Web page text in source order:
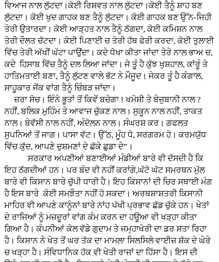
ਵਿਆਜ ਨਾਲ ਲੁੱਟਦਾ।ਕੋਈ ਰਿਸ਼ਵਤ ਨਾਲ ਲੁੱਟਦਾ।ਕੋਈ ਤੈਨੂੰ ਸ਼ਾਹ ਬਣ
ਲੁੱਟਦਾ। ਕੋਈ ਖੁਦ ਗਾਹਕ ਬਣ ਤੈਨੂੰ ਲੁੱਟਦਾ। ਕੋਈ ਗਾਹਕ ਬਣ ਉੱਨ-ਜਿਹੀ
ਤੇਰੀ ਉਤਾਰਦਾ। ਕੋਈ ਆੜ੍ਹਤ ਨਾਲ ਤੈਨੂੰ ਠੱਗਦਾ, ਕੋਈ ਕਮਿਸ਼ਨ ਨਾਲ
ਤੇਰੀ ਦੌਲਤ ਚੱਟਦਾ। ਕੋਈ ਪਿਣਾਈ ਚ ਤੇਰੀ ਹੱਥ ਫੇਰੀ ਕਰਦਾ, ਕੋਈ ਤੁਲਾਈ
ਵਿੱਚ ਤੇਰੀ ਅੱਖੀਂ ਘੱਟਾ ਪਾਉਂਦਾ। ਕਦੇ ਧੋਖਾ ਕੀਤਾ ਜਾਂਦਾ ਤੇਰੇ ਨਾਲ ਭਾਅ ਚ,
ਕਦੇ ਹਿਸਾਬ ਵਿੱਚ ਤੈਨੂੰ ਦਲ ਲਿਆ ਜਾਂਦਾ। ਜੇ ਤੂੰ ਹੈ ਕੁੱਝ ਖੁਸ਼ਹਾਲ, ਕਾਂਰੂੰ ਤੇ
ਹਾਤਿਮਤਾਈ ਬਣਾ, ਤੈਨੂੰ ਲੁੱਟਣ ਵਾਲੇ ਭੱਟ ਨੇ ਮੌਜੂਦ। ਜੇਕਰ ਤੂੰ ਹੈ ਕੰਗਾਲ,
ਸਾਹੂਕਾਰ ਜੋਂਕ ਵਾਂਗ ਤੈਨੂੰ ਚਿੰਬੜ ਜਾਂਦਾ।
ਜ਼ਰਾ ਸੋਚ। ਇੰਨੇ ਭੂਤਾਂ ਤੋਂ ਕਿਵੇਂ ਬਚੇਗਾ ! ਖਮੋਸ਼ੀ ਤੇ ਬੇਜੁਬਾਨੀ ਨਾਲ ?
ਨਹੀਂ, ਬਲਿਕ ਮੁਹਿੰਮ ਤੇ ਆਵਾਜ ਚੁੱਕਣ ਨਾਲ। ਸੁਕੂਨ ਨਾਲ ਨਹੀਂ, ਤਾਕਤ
ਨਾਲ। ਬੇਵੱਸੀ ਨਾਲ ਨਹੀਂ, ਅੰਦੋਲਨ ਨਾਲ। ਸੰਘਰਸ਼ ਕਰ। ਗਫਲਤ
ਸੁਪਨਿਆਂ ਤੋਂ ਜਾਗ। ਪਾਸਾ ਵੱਟ। ਉੱਠ, ਮੂੰਹ ਧੋ, ਸਰਗਰਮ ਹੋ। ਕਰਮਯੁੱਧ
ਵਿੱਚ ਕੁੱਦ, ਆਪਣੇ ਦੁਸ਼ਮਣਾਂ ਦੇ ਛੱਕੇ ਛੁਡਾ ਦੇ”।
ਸਰਕਾਰ ਅਪਣੀਆਂ ਬਣਾਈਆਂ ਮੰਡੀਆਂ ਬਾਰੇ ਵੀ ਦੱਸਦੀ ਹੈ ਕਿ
ਇਹ ਠੱਗਦੀਆਂ ਹਨ। ਪਰ ਬੰਦ ਵੀ ਨਹੀਂ ਕਰਾਂਗੇ,ਘੱਟੋ ਘੱਟ ਸਮਰਥਨ ਮੁੱਲ
ਬਾਰੇ ਵੀ ਕਿਸਾਨ ਬਾਰੇ ਚੁੱਪੀ ਧਾਰੀ ਹੈ। ਇਹ ਕਿਸਾਨਾਂ ਦੀ ਚਿਰ ਸਥਾਈ ਮੰਗ
ਹੈ ਇਸ ਬਾਰੇ ਕੋਈ ਸਮਝੌਤਾ ਨਹੀਂ ਹੋ ਸਕਦਾ। ਅਰਥਸ਼ਾਸ਼ਤਰੀ ਕਿਸਾਨੀ
ਮਾਹਿਰ ਵੀ ਆਪਣੇ ਕਾਨੂੰਨਾਂ ਬਾਰੇ ਨਾਂਹ ਪੱਖੀ ਪ੍ਰਭਾਵ ਛੱਡ ਚੁੱਕੇ ਹਨ। ਖੇਤਾਂ
ਦੇ ਰਾਜਿਆਂ ਨੂੰ ਮਜ਼ਦੂਰਾਂ ਵਾਂਗ ਕੰਮ ਕਰਨ ਦਾ ਹਊਆ ਵੀ ਖੜ੍ਹਾ ਕੀਤਾ
ਗਿਆ ਹੈ। ਕੰਪਨੀਆਂ ਕੋਲ ਵੱਡੇ ਗੁਦਾਮ ਤੇ ਜਮ੍ਹਾਖੋਰੀ ਦਾ ਡਰ ਸਤਾ ਰਿਹਾ
ਹੈ। ਕਿਸਾਨ ਨੇ ਖੇਤ ਤੋਂ ਘਰ ਤੱਕ ਦਾ ਮਾਮਲਾ ਸਿਲਸਿਲੇ ਵਾਈਜ਼ ਸ਼ੱਕ ਦੇ ਘੇਰੇ
ਚ ਖੜ੍ਹਾ ਹੈ। ਸੰਵਿਧਾਨਿਕ ਹੱਕ ਵੀ ਖੇਤੀ ਰਾਜਾਂ ਦਾ ਹਿੱਸਾ ਹੈ। ਇਸ ਦੀ